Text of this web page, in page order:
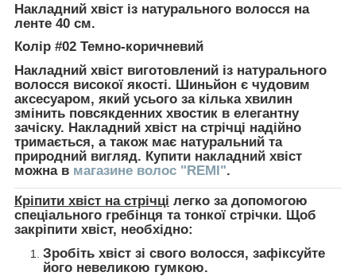
Накладний хвіст із натурального волосся на
ленте 40 см.
Колір #02 Темно-коричневий
Накладний хвіст виготовлений із натурального
волосся високої якості. Шиньйон є чудовим
аксесуаром, який усього за кілька хвилин
змінить повсякденних хвостик в елегантну
зачіску. Накладний хвіст на стрічці надійно
тримається, а також має натуральний та
природний вигляд. Купити накладний хвіст
можна в магазине волос "REMI".
Кріпити хвіст на стрічці легко за допомогою
спеціального гребінця та тонкої стрічки. Щоб
закріпити хвіст, необхідно:
Зробіть хвіст зі свого волосся, зафіксуйте
його невеликою гумкою.